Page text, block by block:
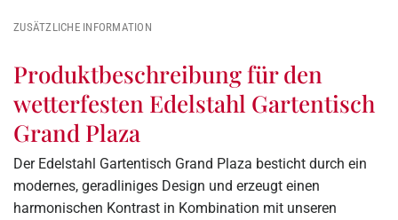
ZUSÄTZLICHE INFORMATION
Produktbeschreibung für den
wetterfesten Edelstahl Gartentisch
Grand Plaza
Der Edelstahl Gartentisch Grand Plaza besticht durch ein
modernes, geradliniges Design und erzeugt einen
harmonischen Kontrast in Kombination mit unseren